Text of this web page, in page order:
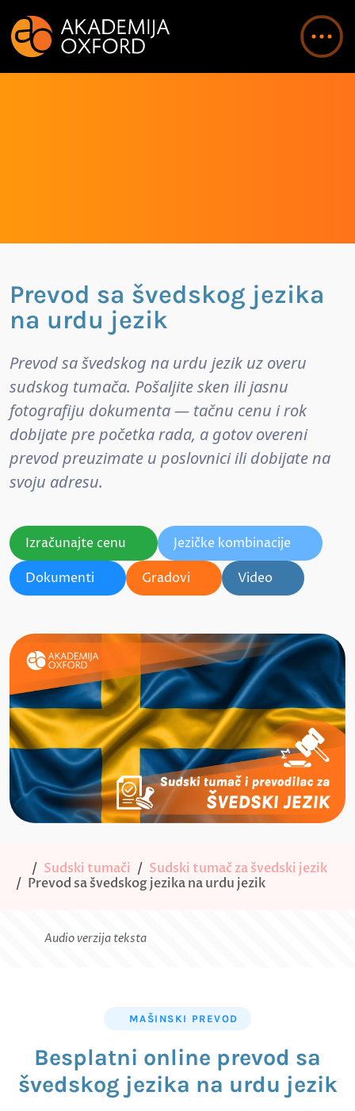
Prevod sa švedskog jezika
na urdu jezik
Prevod sa švedskog na urdu jezik uz overu
sudskog tumača. Pošaljite sken ili jasnu
fotografiju dokumenta — tačnu cenu i rok
dobijate pre početka rada, a gotov overeni
prevod preuzimate u poslovnici ili dobijate na
svoju adresu.
Izračunajte cenu
Jezičke kombinacije
Dokumenti
Gradovi Video
Sudski tumači
Sudski tumač za švedski jezik
Prevod sa švedskog jezika na urdu jezik
Audio verzija teksta
MAŠINSKI PREVOD
Besplatni online prevod sa
švedskog jezika na urdu jezik